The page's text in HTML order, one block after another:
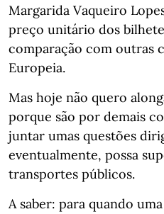
Margarida Vaqueiro
preço unitário dos
comparação com outras
Europeia.
Mas hoje não quero
porque são por demais
juntar umas questões
eventualmente, possa
transportes públicos.
A saber: para quando